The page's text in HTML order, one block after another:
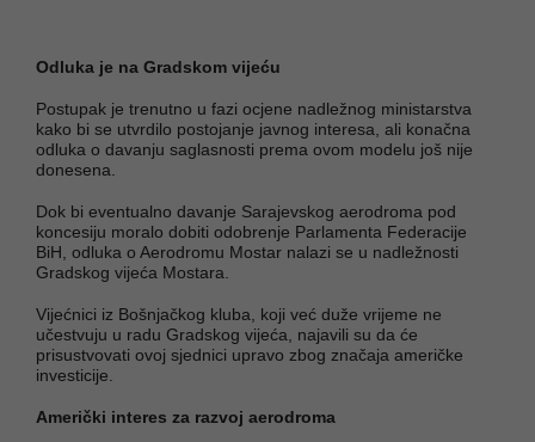
Odluka je na Gradskom vijeću
Postupak je trenutno u fazi ocjene nadležnog ministarstva
kako bi se utvrdilo postojanje javnog interesa, ali konačna
odluka o davanju saglasnosti prema ovom modelu još nije
donesena.
Dok bi eventualno davanje Sarajevskog aerodroma pod
koncesiju moralo dobiti odobrenje Parlamenta Federacije
BiH, odluka o Aerodromu Mostar nalazi se u nadležnosti
Gradskog vijeća Mostara.
Vijećnici iz Bošnjačkog kluba, koji već duže vrijeme ne
učestvuju u radu Gradskog vijeća, najavili su da će
prisustvovati ovoj sjednici upravo zbog značaja američke
investicije.
Američki interes za razvoj aerodroma